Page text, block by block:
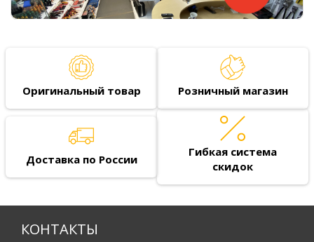
Оригинальный товар Розничный магазин
Доставка по России
Гибкая система
скидок
КОНТАКТЫ